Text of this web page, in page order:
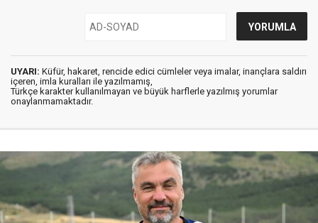
UYARI: Küfür, hakaret, rencide edici cümleler veya imalar, inançlara saldırı
içeren, imla kuralları ile yazılmamış,
Türkçe karakter kullanılmayan ve büyük harflerle yazılmış yorumlar
onaylanmamaktadır.